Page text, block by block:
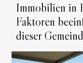
Immobilien in
Faktoren
dieser